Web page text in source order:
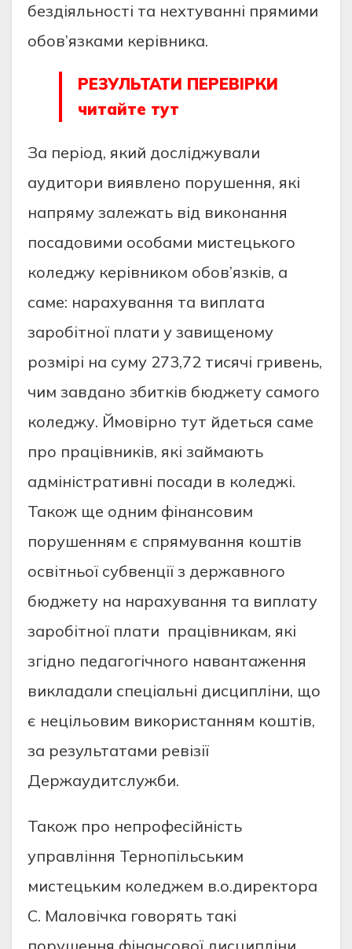
бездіяльності та нехтуванні прямими
обов’язками керівника.
РЕЗУЛЬТАТИ ПЕРЕВІРКИ
читайте тут
За період, який досліджували
аудитори виявлено порушення, які
напряму залежать від виконання
посадовими особами мистецького
коледжу керівником обов’язків, а
саме: нарахування та виплата
заробітної плати у завищеному
розмірі на суму 273,72 тисячі гривень,
чим завдано збитків бюджету самого
коледжу. Ймовірно тут йдеться саме
про працівників, які займають
адміністративні посади в коледжі.
Також ще одним фінансовим
порушенням є спрямування коштів
освітньої субвенції з державного
бюджету на нарахування та виплату
заробітної плати працівникам, які
згідно педагогічного навантаження
викладали спеціальні дисципліни, що
є нецільовим використанням коштів,
за результатами ревізії
Держаудитслужби.
Також про непрофесійність
управління Тернопільським
мистецьким коледжем в.о.директора
С. Маловічка говорять такі